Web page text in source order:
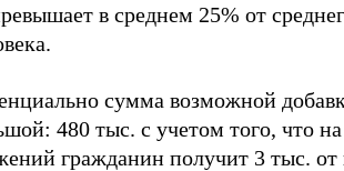
в среднем 25% от
сумма возможной
480 тыс. с учетом того, что
гражданин получит 3 тыс. от